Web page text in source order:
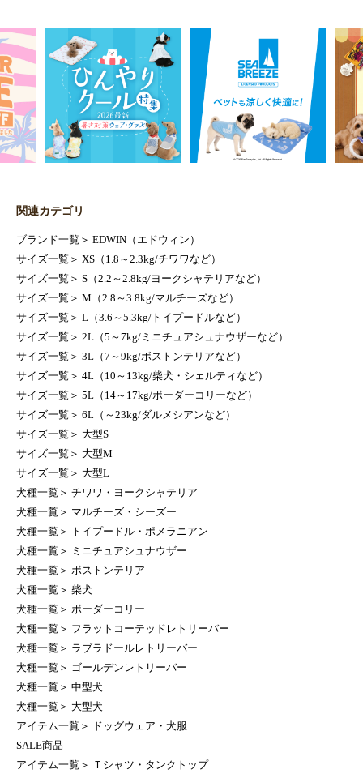
関連カテゴリ
ブランド一覧 ＞ EDWIN（エドウィン）
サイズ一覧 ＞ XS（1.8～2.3kg/チワワなど）
サイズ一覧 ＞ S（2.2～2.8kg/ヨークシャテリアなど）
サイズ一覧 ＞ M（2.8～3.8kg/マルチーズなど）
サイズ一覧 ＞ L（3.6～5.3kg/トイプードルなど）
サイズ一覧 ＞ 2L（5～7kg/ミニチュアシュナウザーなど）
サイズ一覧 ＞ 3L（7～9kg/ボストンテリアなど）
サイズ一覧 ＞ 4L（10～13kg/柴犬・シェルティなど）
サイズ一覧 ＞ 5L（14～17kg/ボーダーコリーなど）
サイズ一覧 ＞ 6L（～23kg/ダルメシアンなど）
サイズ一覧 ＞ 大型S
サイズ一覧 ＞ 大型M
サイズ一覧 ＞ 大型L
犬種一覧 ＞ チワワ・ヨークシャテリア
犬種一覧 ＞ マルチーズ・シーズー
犬種一覧 ＞
トイプードル・ポメラニアン
犬種一覧 ＞
ミニチュアシュナウザー
犬種一覧 ＞ ボストンテリア
犬種一覧 ＞ 柴犬
犬種一覧 ＞ ボーダーコリー
犬種一覧 ＞ フラットコーテッドレトリーバー
犬種一覧 ＞ ラブラドールレトリーバー
犬種一覧 ＞ ゴールデンレトリーバー
犬種一覧 ＞ 中型犬
犬種一覧 ＞ 大型犬
アイテム一覧 ＞
ドッグウェア・犬服
SALE商品
アイテム一覧 ＞ Ｔシャツ・タンクトップ